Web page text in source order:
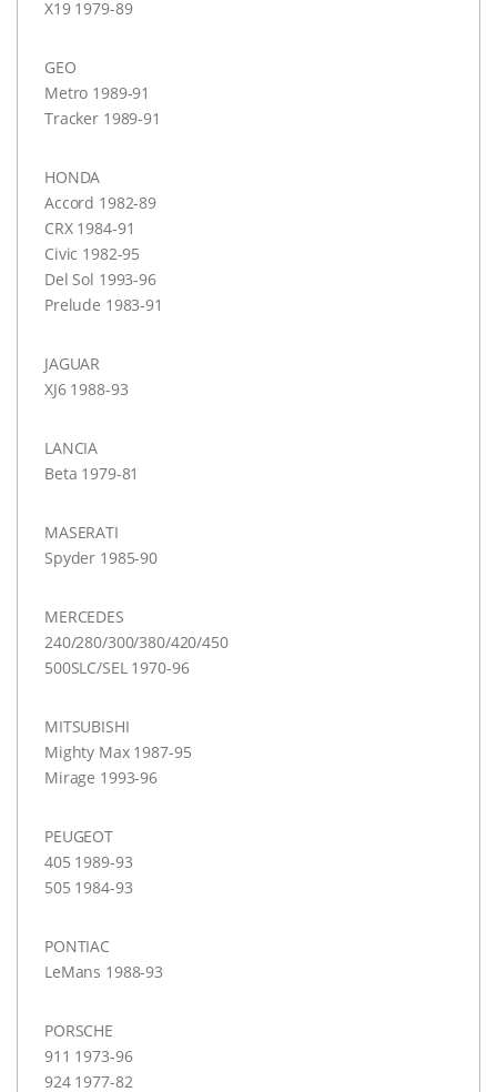
X19 1979-89
GEO
Metro 1989-91
Tracker 1989-91
HONDA
Accord 1982-89
CRX1984-91
Civic 1982-95
Del Sol 1993-96
Prelude 1983-91
JAGUAR
XJ6 1988-93
LANCIA
Beta 1979-81
MASERATI
Spyder 1985-90
MERCEDES
240/280/300/380/420/450
500SLC/SEL 1970-96
MITSUBISHI
Mighty Max 1987-95
Mirage 1993-96
PEUGEOT
405 1989-93
505 1984-93
PONTIAC
LeMans 1988-93
PORSCHE
911 1973-96
924 1977-82